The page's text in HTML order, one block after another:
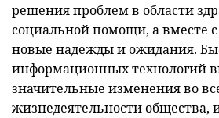
решения проблем в области
социальной помощи, а вместе
новые надежды и ожидания.
информационных технологий
значительные изменения во
жизнедеятельности общества,